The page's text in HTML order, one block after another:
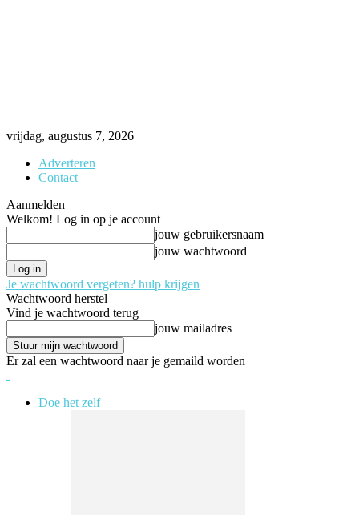
vrijdag, augustus 7, 2026
Adverteren
Contact
Aanmelden
Welkom! Log in op je account
jouw gebruikersnaam
jouw wachtwoord
Je wachtwoord vergeten? hulp krijgen
Wachtwoord herstel
Vind je wachtwoord terug
jouw mailadres
Er zal een wachtwoord naar je gemaild worden
Doe het zelf